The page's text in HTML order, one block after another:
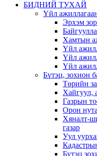
БИДНИЙ ТУХАЙ
Үйл
Эрхэм
Хамтын
Үйл
Үйл
Үйл
Бүтэц, зохион
Төрийн
Хайгуул,
Газрын
Орон
Хяналт-
газар
Уул
Бүтэц